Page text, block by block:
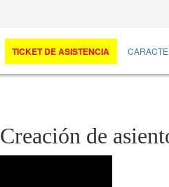
TICKET DE ASISTENCIA
Creación de